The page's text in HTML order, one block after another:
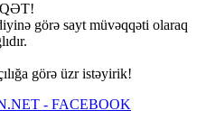
görə sayt müvəqqəti olaraq
görə üzr istəyirik!
- FACEBOOK